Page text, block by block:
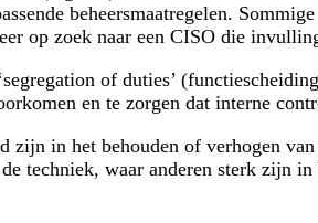
beheersmaatregelen.
op zoek naar een CISO die
of duties’
en te zorgen dat interne
zijn in het behouden of verhogen
techniek, waar anderen sterk zijn in